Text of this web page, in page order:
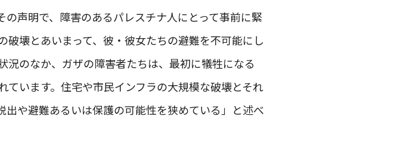
声明で、障害のあるパレスチナ人にとって事前に緊
壊とあいまって、彼・彼女たちの避難を不可能にし
のなか、ガザの障害者たちは、最初に犠牲になる
います。住宅や市民インフラの大規模な破壊とそれ
や避難あるいは保護の可能性を狭めている」と述べ